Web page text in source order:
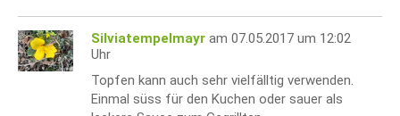
Silviatempelmayr am 07.05.2017 um 12:02
Uhr
Topfen kann auch sehr vielfälltig verwenden.
Einmal süss für den Kuchen oder sauer als